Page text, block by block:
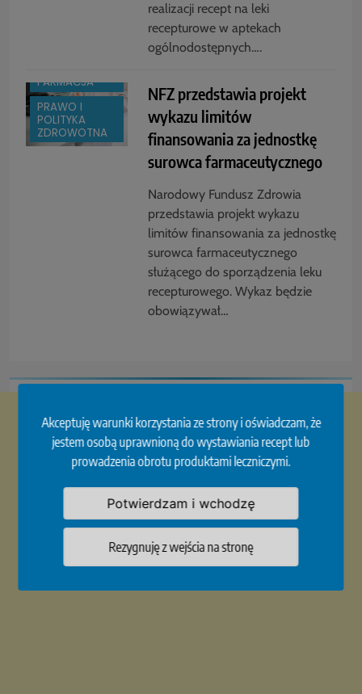
Akceptuję warunki korzystania ze strony i oświadczam, że
jestem osobą uprawnioną do wystawiania recept lub
prowadzenia obrotu produktami leczniczymi.
Potwierdzam i wchodzę
Rezygnuję z wejścia na stronę
realizacji recept na leki
recepturowe w aptekach
ogólnodostępnych….
FARMACJA
PRAWO I
POLITYKA
ZDROWOTNA
NFZ przedstawia projekt
wykazu limitów
finansowania za jednostkę
surowca farmaceutycznego
Narodowy Fundusz Zdrowia
przedstawia projekt wykazu
limitów finansowania za jednostkę
surowca farmaceutycznego
służącego do sporządzenia leku
recepturowego. Wykaz będzie
obowiązywał…